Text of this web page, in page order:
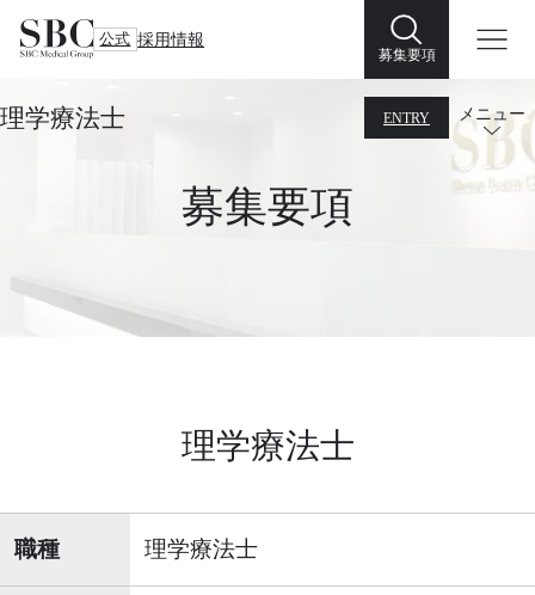
公式 採用情報
募集要項
理学療法士 ENTRY メニュー
募集要項
理学療法士
職種 理学療法士